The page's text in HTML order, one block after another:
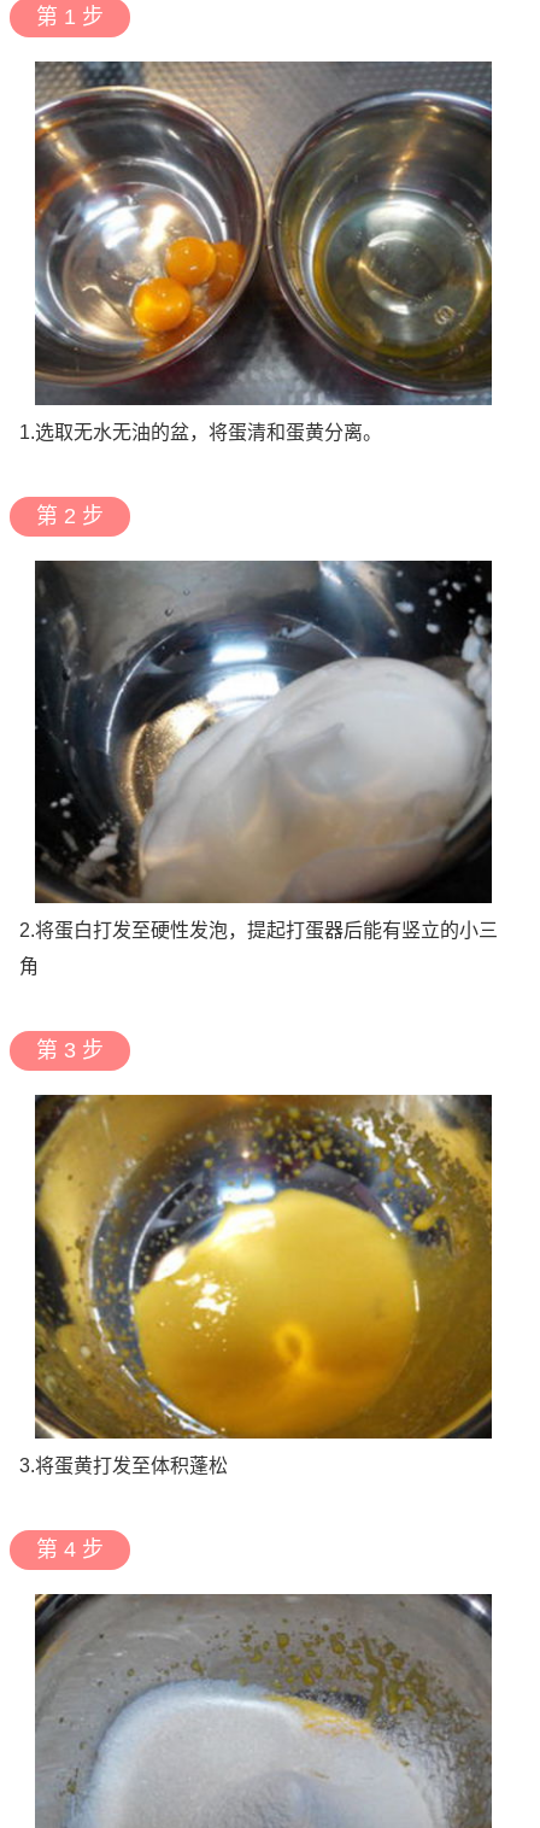
第 1 步
1.选取无水无油的盆，将蛋清和蛋黄分离。
第 2 步
2.将蛋白打发至硬性发泡，提起打蛋器后能有竖立的小三
角
第 3 步
3.将蛋黄打发至体积蓬松
第 4 步